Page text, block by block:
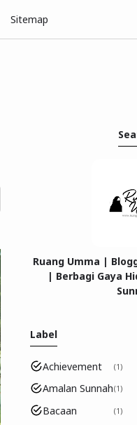
Sitemap
Ruang Umma |
| Berbagi Gaya
Label
Achievement 1
Amalan Sunnah 1
Bacaan 1